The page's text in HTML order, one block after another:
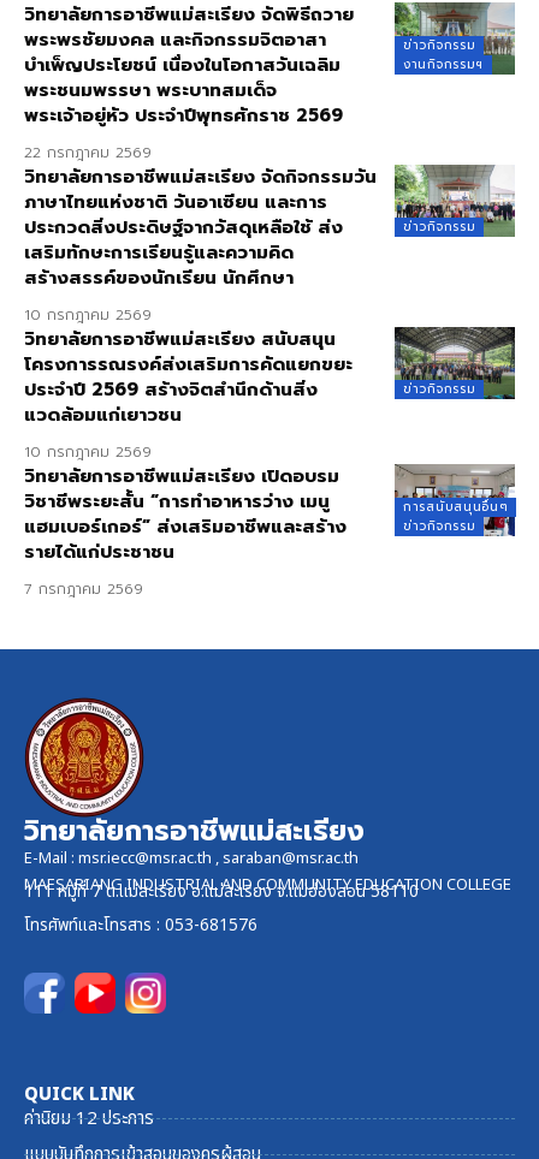
ข่าวกิจกรรม
งานกิจกรรมฯ
วิทยาลัยการอาชีพแม่สะเรียง จัดพิธีถวาย
พระพรชัยมงคล และกิจกรรมจิตอาสา
บำเพ็ญประโยชน์ เนื่องในโอกาสวันเฉลิม
พระชนมพรรษา พระบาทสมเด็จ
พระเจ้าอยู่หัว ประจำปีพุทธศักราช 2569
22 กรกฎาคม 2569
ข่าวกิจกรรม
วิทยาลัยการอาชีพแม่สะเรียง จัดกิจกรรมวัน
ภาษาไทยแห่งชาติ วันอาเซียน และการ
ประกวดสิ่งประดิษฐ์จากวัสดุเหลือใช้ ส่ง
เสริมทักษะการเรียนรู้และความคิด
สร้างสรรค์ของนักเรียน นักศึกษา
10 กรกฎาคม 2569
ข่าวกิจกรรม
วิทยาลัยการอาชีพแม่สะเรียง สนับสนุน
โครงการรณรงค์ส่งเสริมการคัดแยกขยะ
ประจำปี 2569 สร้างจิตสำนึกด้านสิ่ง
แวดล้อมแก่เยาวชน
10 กรกฎาคม 2569
การสนับสนุนอื่นๆ
ข่าวกิจกรรม
วิทยาลัยการอาชีพแม่สะเรียง เปิดอบรม
วิชาชีพระยะสั้น “การทำอาหารว่าง เมนู
แฮมเบอร์เกอร์” ส่งเสริมอาชีพและสร้าง
รายได้แก่ประชาชน
7 กรกฎาคม 2569
วิทยาลัยการอาชีพแม่สะเรียง
E-Mail : msr.iecc@msr.ac.th ,saraban@msr.ac.th
MAESARIANG INDUSTRIAL AND COMMUNITY EDUCATION COLLEGE
111 หมู่ที่ 7 ต.แม่สะเรียง อ.แม่สะเรียง จ.แม่ฮ่องสอน 58110
โทรศัพท์และโทรสาร : 053-681576
QUICK LINK
ค่านิยม 12 ประการ